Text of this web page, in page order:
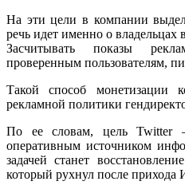
На эти цели в компании
речь идет именно о
Засчитывать показы
проверенным пользователям,
Такой способ монетизации
рекламной политики
По ее словам, цель
оперативным источником
задачей станет
который рухнул после прихода